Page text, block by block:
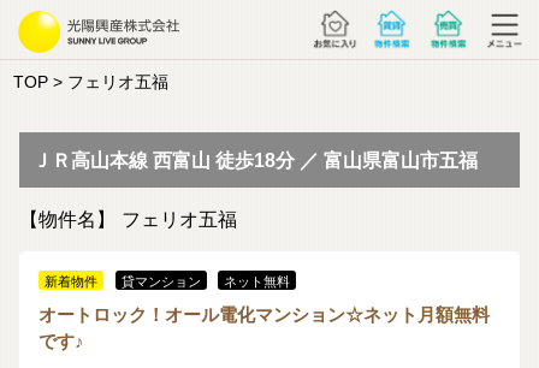
TOP> フェリオ五福
ＪＲ高山本線 西富山 徒歩18分 ／ 富山県富山市五福
【物件名】 フェリオ五福
新着物件 貸マンション ネット無料
オートロック！オール電化マンション☆ネット月額無料
です♪